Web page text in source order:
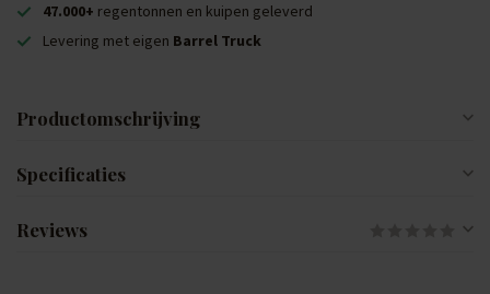
47.000+ regentonnen en kuipen geleverd
Levering met eigen Barrel Truck
Productomschrijving
Specificaties
Reviews